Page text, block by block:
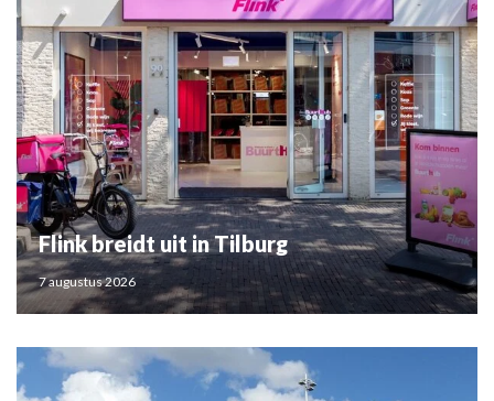
Flink breidt uit in Tilburg
7 augustus 2026